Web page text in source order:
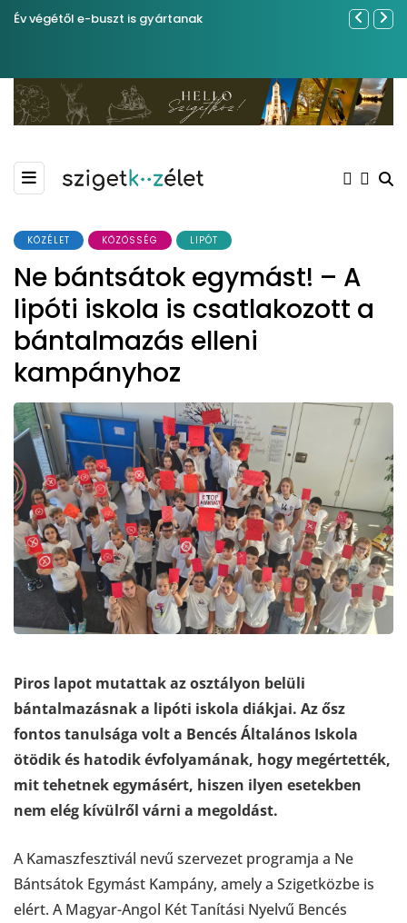
Év végétől e-buszt is gyártanak Sose
KÖZÉLET KÖZÖSSÉG LIPÓT
Ne bántsátok egymást! – A
lipóti iskola is csatlakozott a
bántalmazás elleni
kampányhoz
Piros lapot mutattak az osztályon belüli
bántalmazásnak a lipóti iskola diákjai. Az ősz
fontos tanulsága volt a Bencés Általános Iskola
ötödik és hatodik évfolyamának, hogy megértették,
mit tehetnek egymásért, hiszen ilyen esetekben
nem elég kívülről várni a megoldást.
A Kamaszfesztivál nevű szervezet programja a Ne
Bántsátok Egymást Kampány, amely a Szigetközbe is
elért. A Magyar-Angol Két Tanítási Nyelvű Bencés